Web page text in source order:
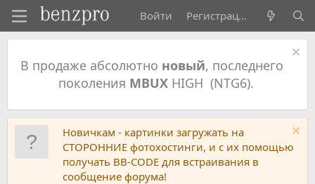
Войти Регистрация
В продаже абсолютно новый, последнего
поколения MBUXHIGH (NTG6).
Новичкам - картинки загружать на
СТОРОННИЕ фотохостинги, и с их помощью
получать BB-CODE для встраивания в
сообщение форума!